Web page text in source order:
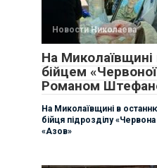
Новости Николаева
На
бійцем
Романом
На Миколаївщині в
бійця підрозділу
«Азов»